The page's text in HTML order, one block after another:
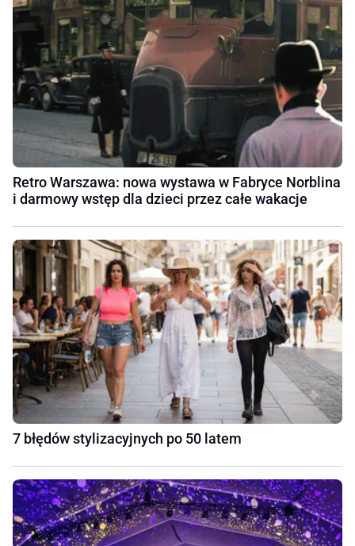
Retro Warszawa: nowa wystawa w Fabryce Norblina
i darmowy wstęp dla dzieci przez całe wakacje
7 błędów stylizacyjnych po 50 latem